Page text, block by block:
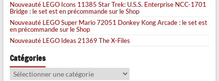
Nouveauté LEGO Icons 11385 Star Trek: U.S.S. Enterprise NCC-1701
Bridge : le set est en précommande sur le Shop
Nouveauté LEGO Super Mario 72051 Donkey Kong Arcade : le set est
en précommande sur le Shop
Nouveauté LEGO Ideas 21369 The X-Files
Catégories
Catégories